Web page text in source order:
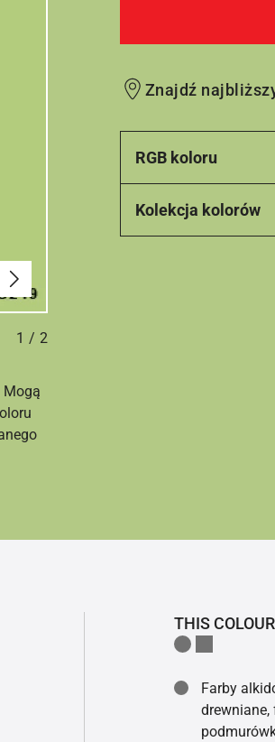
Dalej
1 / 2
Mogą
Znajdź
RGB koloru
Kolekcja kolorów
THIS
Farby
drewniane,